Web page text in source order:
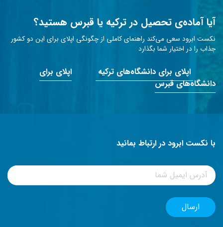
آیا آماده‌ی تحصیل در ترکیه یا قبرس هستید؟
نکست ابرود سعی می‌کند راهنمای کاملی از چگونگی اپلای برای این دو کشور
جذاب را در اختیار شما بگذارد
اپلای برای دانشگاه‌های ترکیه
اپلای برای
دانشگاه‌های قبرس
با نکست ابرود در ارتباط بمانید